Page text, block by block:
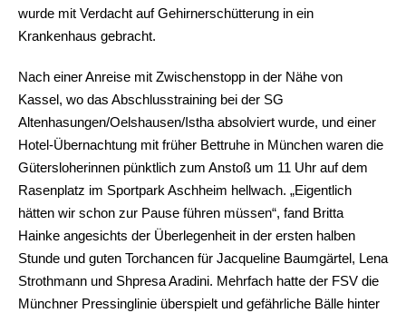
wurde mit Verdacht auf Gehirnerschütterung in ein
Krankenhaus gebracht.
Nach einer Anreise mit Zwischenstopp in der Nähe von
Kassel, wo das Abschlusstraining bei der SG
Altenhasungen/Oelshausen/Istha absolviert wurde, und einer
Hotel-Übernachtung mit früher Bettruhe in München waren die
Gütersloherinnen pünktlich zum Anstoß um 11 Uhr auf dem
Rasenplatz im Sportpark Aschheim hellwach. „Eigentlich
hätten wir schon zur Pause führen müssen“, fand Britta
Hainke angesichts der Überlegenheit in der ersten halben
Stunde und guten Torchancen für Jacqueline Baumgärtel, Lena
Strothmann und Shpresa Aradini. Mehrfach hatte der FSV die
Münchner Pressinglinie überspielt und gefährliche Bälle hinter